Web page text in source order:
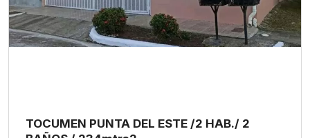
TOCUMEN PUNTA DEL ESTE /2 HAB./ 2